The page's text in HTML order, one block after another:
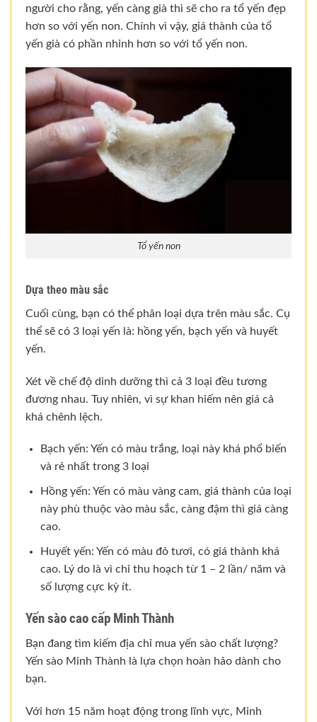
người cho rằng, yến càng già thì sẽ cho ra tổ yến đẹp
hơn so với yến non. Chính vì vậy, giá thành của tổ
yến già có phần nhỉnh hơn so với tổ yến non.
Tổ yến non
Dựa theo màu sắc
Cuối cùng, bạn có thể phân loại dựa trên màu sắc. Cụ
thể sẽ có 3 loại yến là: hồng yến, bạch yến và huyết
yến.
Xét về chế độ dinh dưỡng thì cả 3 loại đều tương
đương nhau. Tuy nhiên, vì sự khan hiếm nên giá cả
khá chênh lệch.
Bạch yến: Yến có màu trắng, loại này khá phổ biến
và rẻ nhất trong 3 loại
Hồng yến: Yến có màu vàng cam, giá thành của loại
này phù thuộc vào màu sắc, càng đậm thì giá càng
cao.
Huyết yến: Yến có màu đỏ tươi, có giá thành khá
cao. Lý do là vì chỉ thu hoạch từ 1 – 2 lần/ năm và
số lượng cực kỳ ít.
Yến sào cao cấp Minh Thành
Bạn đang tìm kiếm địa chỉ mua yến sào chất lượng?
Yến sào Minh Thành là lựa chọn hoàn hảo dành cho
bạn.
Với hơn 15 năm hoạt động trong lĩnh vực, Minh